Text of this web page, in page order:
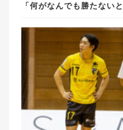
「何がなんでも勝たな